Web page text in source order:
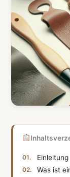
Einleitung
Was ist